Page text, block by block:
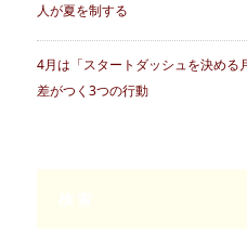
人が夏を制する
4月は「スタートダッシュを決める
差がつく3つの行動